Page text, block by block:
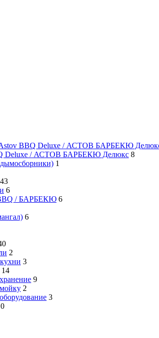
Astov BBQ Deluxe / АСТОВ БАРБЕКЮ
Deluxe / АСТОВ БАРБЕКЮ Делюкс 8
1
43
6
/ БАРБЕКЮ 6
6
2
3
14
9
2
3
0